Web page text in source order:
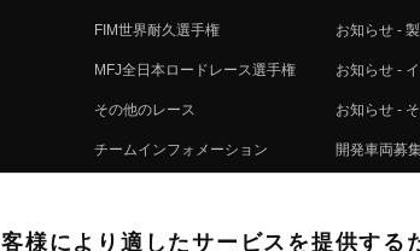
FIM世界耐久選手権
MFJ全日本ロードレース選手権
その他のレース
チームインフォメーション
レースムービー
お知らせ -
お知らせ -
お知らせ -
開発車両募
注文方法
様により適したサービスを提供する